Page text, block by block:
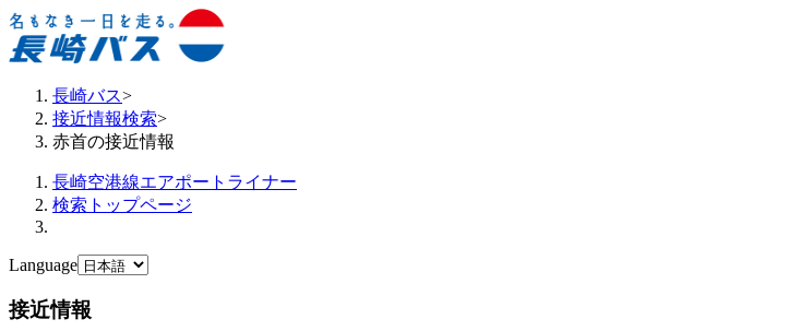
長崎バス>
接近情報検索>
赤首の接近情報
長崎空港線エアポートライナー
検索トップページ
Language
接近情報